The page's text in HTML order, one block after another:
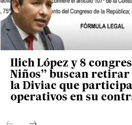
Ilich López y 8
Niños” buscan retirar
la Diviac que
operativos en su